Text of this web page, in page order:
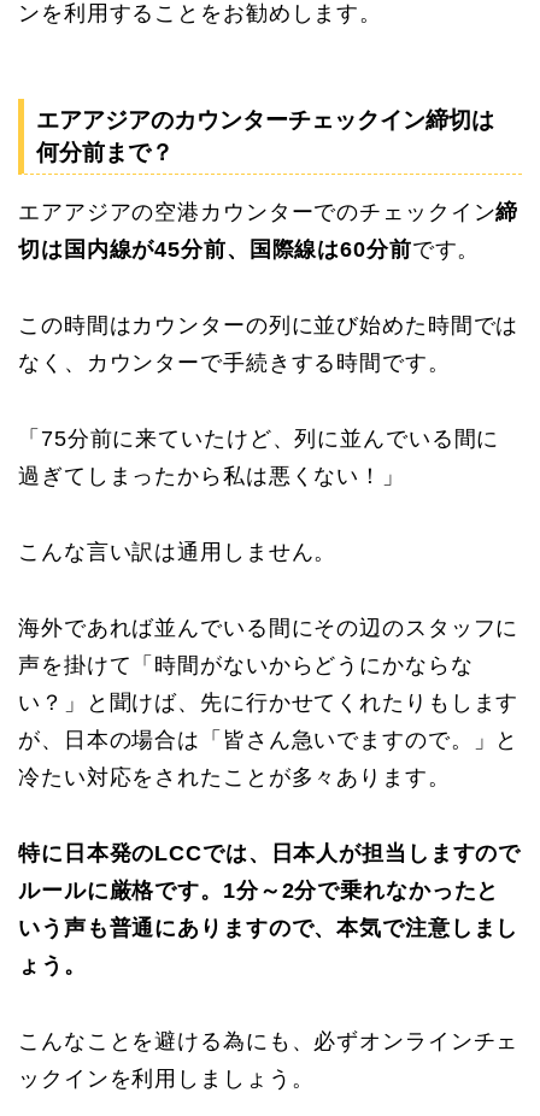
ンを利用することをお勧めします。
エアアジアのカウンターチェックイン締切は
何分前まで？
エアアジアの空港カウンターでのチェックイン締
切は国内線が45分前、国際線は60分前です。
この時間はカウンターの列に並び始めた時間では
なく、カウンターで手続きする時間です。
「75分前に来ていたけど、列に並んでいる間に
過ぎてしまったから私は悪くない！」
こんな言い訳は通用しません。
海外であれば並んでいる間にその辺のスタッフに
声を掛けて「時間がないからどうにかならな
い？」と聞けば、先に行かせてくれたりもします
が、日本の場合は「皆さん急いでますので。」と
冷たい対応をされたことが多々あります。
特に日本発のLCCでは、日本人が担当しますので
ルールに厳格です。1分～2分で乗れなかったと
いう声も普通にありますので、本気で注意しまし
ょう。
こんなことを避ける為にも、必ずオンラインチェ
ックインを利用しましょう。